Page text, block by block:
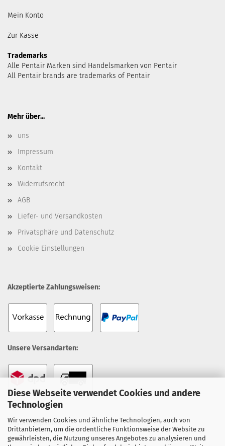
Diese Webseite verwendet Cookies und andere
Technologien
Wir verwenden Cookies und ähnliche Technologien, auch von
Drittanbietern, um die ordentliche Funktionsweise der Website zu
gewährleisten, die Nutzung unseres Angebotes zu analysieren und
Mein Konto
Zur Kasse
Trademarks
Alle Pentair Marken sind Handelsmarken von Pentair
All Pentair brands are trademarks of Pentair
Mehr über...
uns
Impressum
Kontakt
Widerrufsrecht
AGB
Liefer- und Versandkosten
Privatsphäre und Datenschutz
Cookie Einstellungen
Akzeptierte Zahlungsweisen:
Unsere Versandarten:
Unsere Topseller:
Everpure 4H Filterpatrone